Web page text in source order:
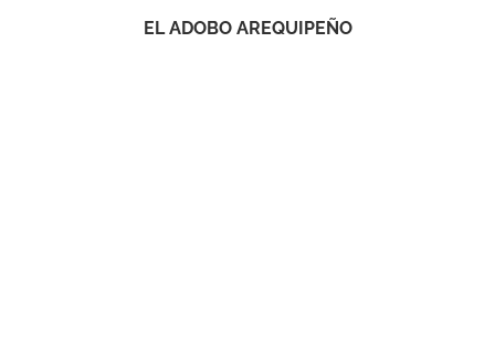
EL ADOBO AREQUIPEÑO